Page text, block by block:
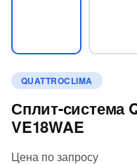
QUATTROCLIMA
Сплит-система
VE18WAE
Цена по запросу